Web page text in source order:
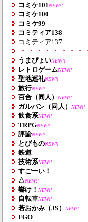
コミケ101 NEW!!
コミケ100
コミケ99
コミティア138
コミティア137
・・・・・・・・
うまぴょいNEW!!
レトロゲームNEW!!
聖地巡礼NEW!!
旅行NEW!!
百合（同人） NEW!!
ガルパン（同人） NEW!!
飲食系NEW!!
TRPGNEW!!
評論NEW!!
とびものNEW!!
鉄道
技術系NEW!!
すごーい！
△NEW!!
響け！ NEW!!
自転車NEW!!
若おかみ（JS） NEW!!
FGO